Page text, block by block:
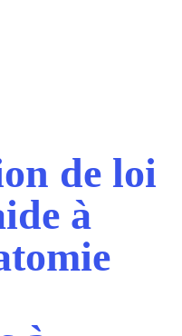
de loi
à